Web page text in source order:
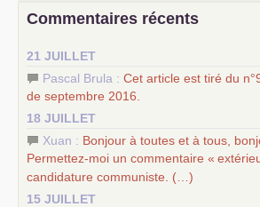
science sociale de notre temps
d’Europe
–lescinq chantiers pour contribuer au
communiste
Commentaires récents
21 JUILLET
Pascal Brula : Cet article est tiré du
de septembre 2016.
18 JUILLET
Xuan : Bonjour à toutes et à tous,
Permettez-moi un commentaire «
candidature communiste. (…)
15 JUILLET